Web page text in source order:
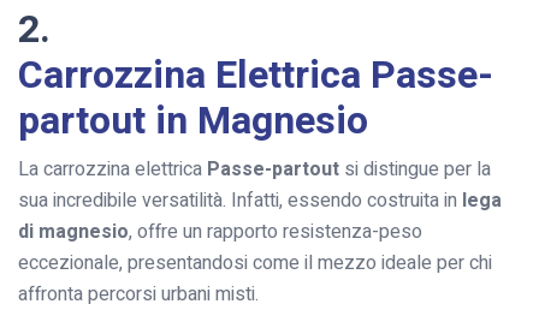
2.
Carrozzina Elettrica Passe-
partout in Magnesio
La carrozzina elettrica Passe-partout si distingue per la
sua incredibile versatilità. Infatti, essendo costruita in lega
di magnesio, offre un rapporto resistenza-peso
eccezionale, presentandosi come il mezzo ideale per chi
affronta percorsi urbani misti.